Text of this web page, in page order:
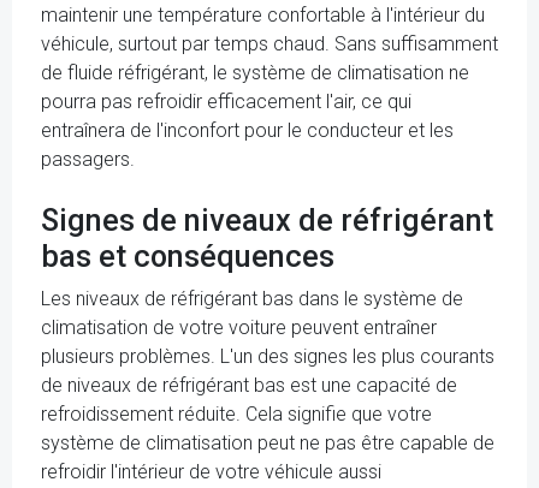
maintenir une température confortable à l'intérieur du
véhicule, surtout par temps chaud. Sans suffisamment
de fluide réfrigérant, le système de climatisation ne
pourra pas refroidir efficacement l'air, ce qui
entraînera de l'inconfort pour le conducteur et les
passagers.
Signes de niveaux de réfrigérant
bas et conséquences
Les niveaux de réfrigérant bas dans le système de
climatisation de votre voiture peuvent entraîner
plusieurs problèmes. L'un des signes les plus courants
de niveaux de réfrigérant bas est une capacité de
refroidissement réduite. Cela signifie que votre
système de climatisation peut ne pas être capable de
refroidir l'intérieur de votre véhicule aussi